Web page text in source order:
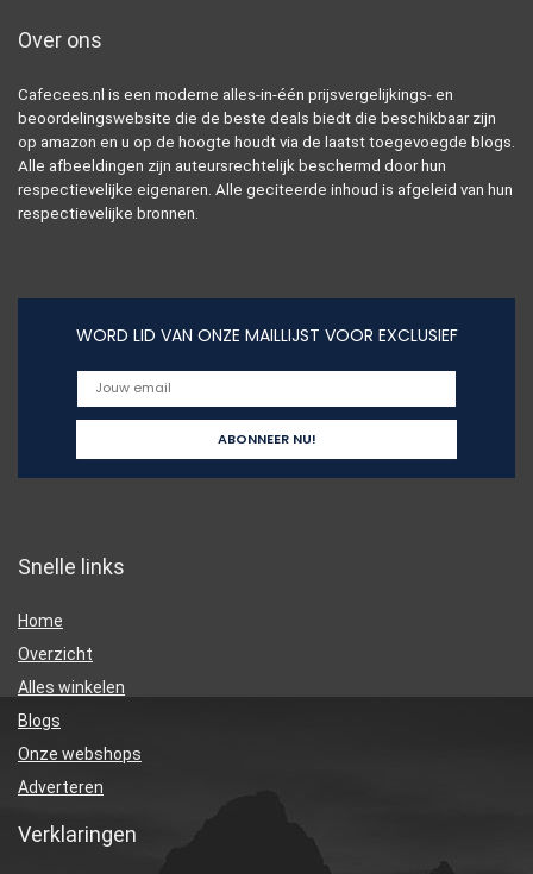
Over ons
Cafecees.nl is een moderne alles-in-één prijsvergelijkings- en
beoordelingswebsite die de beste deals biedt die beschikbaar zijn
op amazon en u op de hoogte houdt via de laatst toegevoegde blogs.
Alle afbeeldingen zijn auteursrechtelijk beschermd door hun
respectievelijke eigenaren. Alle geciteerde inhoud is afgeleid van hun
respectievelijke bronnen.
WORD LID VAN ONZE MAILLIJST VOOR EXCLUSIEF
Snelle links
Home
Overzicht
Alles winkelen
Blogs
Onze webshops
Adverteren
Verklaringen